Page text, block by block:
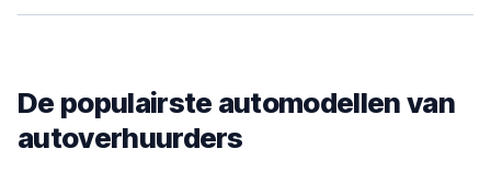
De populairste automodellen van
autoverhuurders